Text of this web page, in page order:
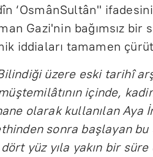
‘OsmânSultân"
Gazi'nin bağımsız bir
iddiaları tamamen
üzere eski tarihî
içinde,
olarak kullanılan Aya
sonra başlayan bu
yüz yıla yakın bir